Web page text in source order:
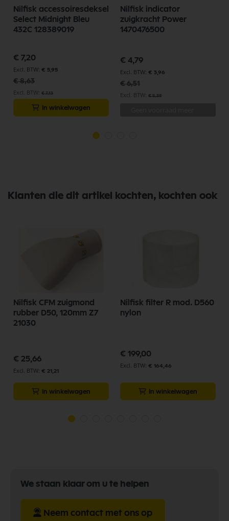
Nilfisk accessoiresdeksel
Select Midnight Bleu
432C 128389019
Speciale
prijs
€ 7,20
€ 5,95
€ 8,63
€ 7,13
In winkelwagen
Nilfisk indicator
zuigkracht Power
1470476500
Speciale
prijs
€ 4,79
€ 3,96
€ 6,51
€ 5,38
Klanten die dit artikel kochten, kochten ook
Nilfisk CFM zuigmond
rubber D50, 120mm Z7
21030
€ 25,66
€ 21,21
In winkelwagen
Nilfisk filter R mod. D560
nylon
€ 199,00
€ 164,46
In winkelwagen
We staan klaar om u te helpen
Neem contact met ons op